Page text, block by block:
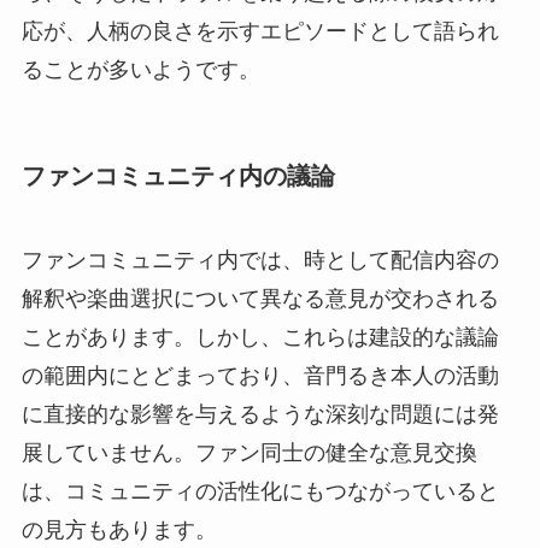
応が、人柄の良さを示すエピソードとして語られ
ることが多いようです。
ファンコミュニティ内の議論
ファンコミュニティ内では、時として配信内容の
解釈や楽曲選択について異なる意見が交わされる
ことがあります。しかし、これらは建設的な議論
の範囲内にとどまっており、音門るき本人の活動
に直接的な影響を与えるような深刻な問題には発
展していません。ファン同士の健全な意見交換
は、コミュニティの活性化にもつながっていると
の見方もあります。